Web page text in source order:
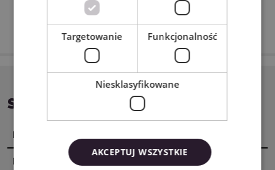
SPECYFIKACJA
Nazwa
Dane
Silhouette America® Inc.618 N. 2000
Targetowanie Funkcjonalność
Niesklasyfikowane
AKCEPTUJ WSZYSTKIE